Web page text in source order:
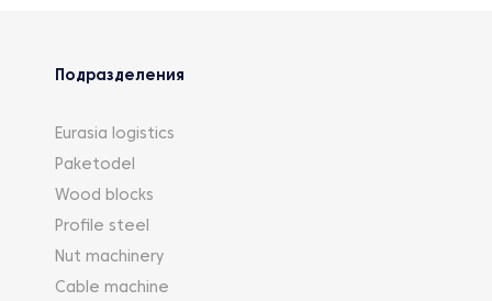
Подразделения
Eurasia logistics
Paketodel
Wood blocks
Profile steel
Nut machinery
Cable machine